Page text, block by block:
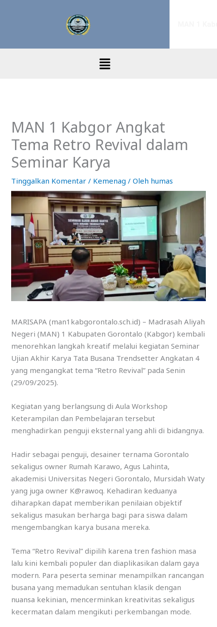
Menu
MAN 1 Kabgor Angkat
Tema Retro Revival dalam
Seminar Karya
Tinggalkan Komentar / Kemenag / Oleh humas
MARISAPA (man1kabgorontalo.sch.id) – Madrasah Aliyah
Negeri (MAN) 1 Kabupaten Gorontalo (Kabgor) kembali
menorehkan langkah kreatif melalui kegiatan Seminar
Ujian Akhir Karya Tata Busana Trendsetter Angkatan 4
yang mengangkat tema “Retro Revival” pada Senin
(29/09/2025).
Kegiatan yang berlangsung di Aula Workshop
Keterampilan dan Pembelajaran tersebut
menghadirkan penguji eksternal yang ahli di bidangnya.
Hadir sebagai penguji, desainer ternama Gorontalo
sekaligus owner Rumah Karawo, Agus Lahinta,
akademisi Universitas Negeri Gorontalo, Mursidah Waty
yang juga owner K@rawoq. Kehadiran keduanya
diharapkan dapat memberikan penilaian objektif
sekaligus masukan berharga bagi para siswa dalam
mengembangkan karya busana mereka.
Tema “Retro Revival” dipilih karena tren fashion masa
lalu kini kembali populer dan diaplikasikan dalam gaya
modern. Para peserta seminar menampilkan rancangan
busana yang memadukan sentuhan klasik dengan
nuansa kekinian, mencerminkan kreativitas sekaligus
kecermatan dalam mengikuti perkembangan mode.